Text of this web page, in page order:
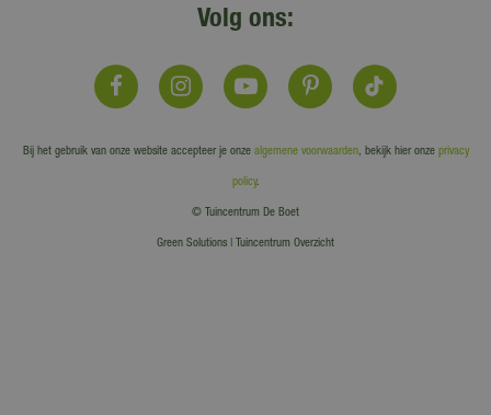
Volg ons:
Bij het gebruik van onze website accepteer je onze algemene voorwaarden, bekijk hier onze privacy
policy.
© Tuincentrum De Boet
Green Solutions Tuincentrum Overzicht